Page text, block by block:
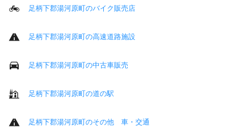
足柄下郡湯河原町のバイク販売店
足柄下郡湯河原町の高速道路施設
足柄下郡湯河原町の中古車販売
足柄下郡湯河原町の道の駅
足柄下郡湯河原町のその他 車・交通